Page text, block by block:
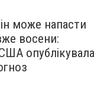
може напасти
восени:
опублікувала